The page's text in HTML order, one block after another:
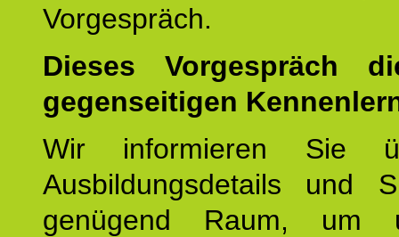
Vorgespräch.
Dieses Vorgespräch
gegenseitigen
Wir informieren Sie
Ausbildungsdetails und
genügend Raum, um